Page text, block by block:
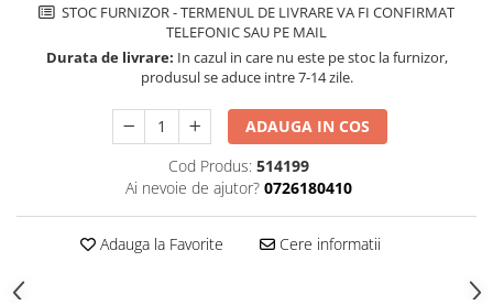
Inductie
Mixte
Plite cu hota integrata
STOC FURNIZOR - TERMENUL DE LIVRARE VA FI CONFIRMAT
TELEFONIC SAU PE MAIL
Durata de livrare: In cazul in care nu este pe stoc la furnizor,
produsul se aduce intre 7-14 zile.
ADAUGA IN COS
Cod Produs: 514199
Ai nevoie de ajutor? 0726180410
Adauga la Favorite Cere informatii